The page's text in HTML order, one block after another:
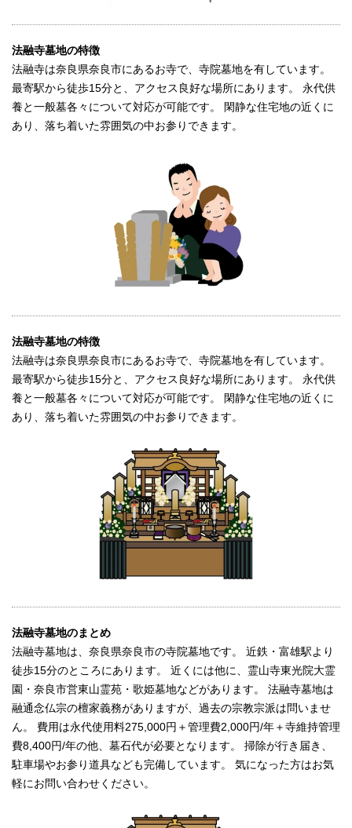
法融寺墓地の特徴
法融寺は奈良県奈良市にあるお寺で、寺院墓地を有しています。
最寄駅から徒歩15分と、アクセス良好な場所にあります。 永代供
養と一般墓各々について対応が可能です。 閑静な住宅地の近くに
あり、落ち着いた雰囲気の中お参りできます。
法融寺墓地の特徴
法融寺は奈良県奈良市にあるお寺で、寺院墓地を有しています。
最寄駅から徒歩15分と、アクセス良好な場所にあります。 永代供
養と一般墓各々について対応が可能です。 閑静な住宅地の近くに
あり、落ち着いた雰囲気の中お参りできます。
法融寺墓地のまとめ
法融寺墓地は、奈良県奈良市の寺院墓地です。 近鉄・富雄駅より
徒歩15分のところにあります。 近くには他に、霊山寺東光院大霊
園・奈良市営東山霊苑・歌姫墓地などがあります。 法融寺墓地は
融通念仏宗の檀家義務がありますが、過去の宗教宗派は問いませ
ん。 費用は永代使用料275,000円＋管理費2,000円/年＋寺維持管理
費8,400円/年の他、墓石代が必要となります。 掃除が行き届き、
駐車場やお参り道具なども完備しています。 気になった方はお気
軽にお問い合わせください。